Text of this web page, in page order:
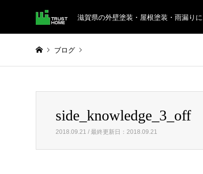
滋賀県の外壁塗装・屋根塗装・雨漏り
ブログ
side_knowledge_3_off
side_knowledge_3_off
2018.09.21 / 最終更新日：2018.09.21